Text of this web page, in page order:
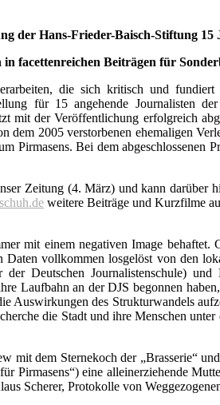
der Hans-Frieder-Baisch-Stiftung 15
facettenreichen Beiträgen für
die sich kritisch und
für 15 angehende Journalisten
der Veröffentlichung erfolgreich
2005 verstorbenen ehemaligen
Bei dem abgeschlossenen
Zeitung (4. März) und kann darüber
weitere Beiträge und Kurzfilme
mit einem negativen Image
vollkommen losgelöst von den
der Deutschen Journalisten­schule)
Laufbahn an der DJS begonnen
des Strukturwandels
die Stadt und ihre Menschen
mit dem Sternekoch der „Brasserie“
Pirmasens“) eine alleinerziehende
Scherer, Protokolle von